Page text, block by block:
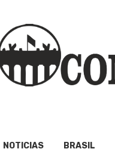
NOTICIAS BRASIL